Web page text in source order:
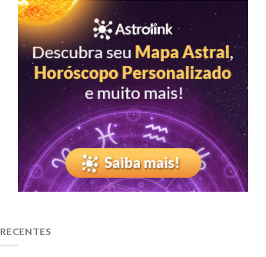
RECENTES